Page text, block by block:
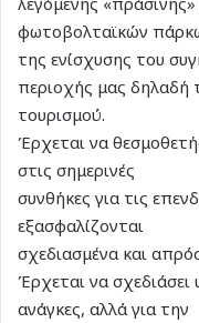
φωτοβολταϊκών
της ενίσχυσης του
περιοχής μας δηλαδή
τουρισμού.
Έρχεται να
στις σημερινές
συνθήκες για τις
εξασφαλίζονται
σχεδιασμένα και
Έρχεται να σχεδιάσει
ανάγκες, αλλά για την